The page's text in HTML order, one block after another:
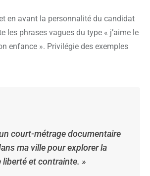
en avant la personnalité du candidat
les phrases vagues du type « j’aime le
enfance ». Privilégie des exemples
court-métrage documentaire
ma ville pour explorer la
liberté et contrainte. »